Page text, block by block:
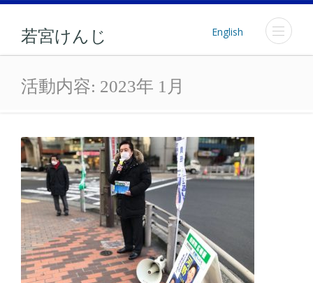
若宮けんじ English
月: 2023年1月
活動内容: 2023年 1月